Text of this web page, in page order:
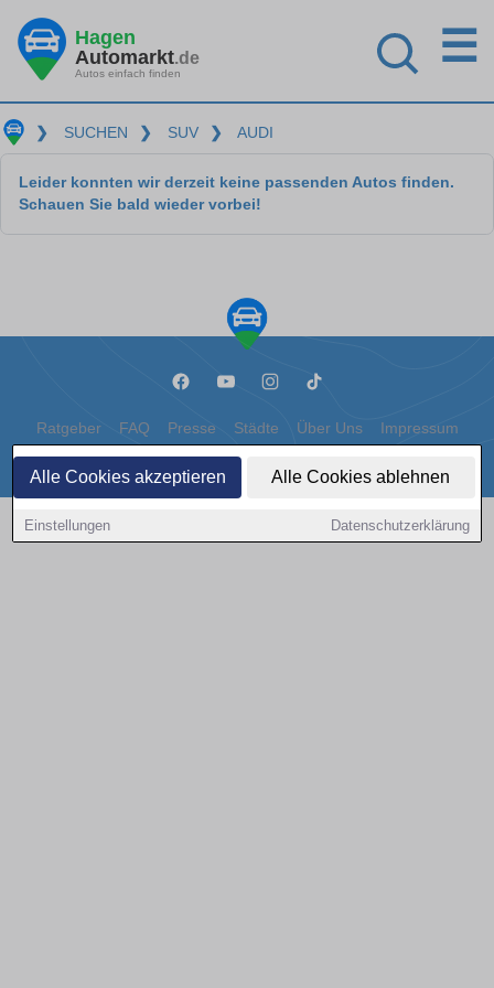
Alle Cookies akzeptieren Alle Cookies ablehnen
Einstellungen Datenschutzerklärung
Hagen
Automarkt.de
Autos einfach finden
☰
❯ SUCHEN ❯ SUV ❯ AUDI
Leider konnten wir derzeit keine passenden Autos finden.
Schauen Sie bald wieder vorbei!
Ratgeber FAQ Presse Städte Über Uns Impressum
Datenschutz Cookies
Copyright © 2000 - 2026 | 1A Infosysteme GmbH | Content by: 1a-sites-autos